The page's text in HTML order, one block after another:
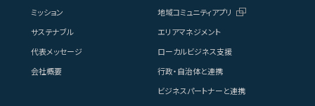
ミッション
サステナブル
代表メッセージ
会社概要
地域コミュニティアプリ
エリアマネジメント
ローカルビジネス支援
行政・自治体と連携
ビジネスパートナーと連携